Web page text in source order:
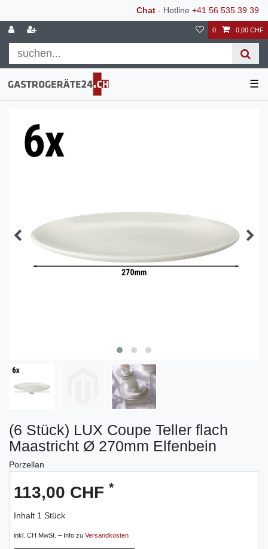
Chat - Hotline +41 56 535 39 39
0 0,00 CHF
☰
(6 Stück) LUX Coupe Teller flach
Maastricht Ø 270mm Elfenbein
Porzellan
113,00 CHF *
Inhalt 1 Stück
inkl. CH MwSt. – Info zu Versandkosten